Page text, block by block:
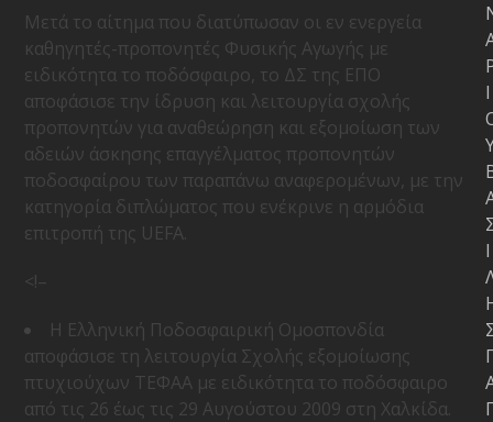
Μετά το αίτημα που διατύπωσαν οι εν ενεργεία
καθηγητές-προπονητές Φυσικής Αγωγής με
ειδικότητα το ποδόσφαιρο, το ΔΣ της ΕΠΟ
αποφάσισε την ίδρυση και λειτουργία σχολής
προπονητών για αναθεώρηση και εξομοίωση των
αδειών άσκησης επαγγέλματος προπονητών
ποδοσφαίρου των παραπάνω αναφερομένων, με την
κατηγορία διπλώματος που ενέκρινε η αρμόδια
επιτροπή της UEFA.
<!–
Η Ελληνική Ποδοσφαιρική Ομοσπονδία
αποφάσισε τη λειτουργία Σχολής εξομοίωσης
πτυχιούχων ΤΕΦΑΑ με ειδικότητα το ποδόσφαιρο
από τις 26 έως τις 29 Αυγούστου 2009 στη Χαλκίδα.
Ι
Ι